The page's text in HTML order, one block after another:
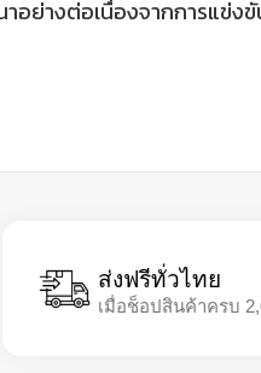
ย่างต่อเนื่องจากการแข่ง
ส่งฟรีทั่วไทย
เมื่อช็อปสินค้าครบ